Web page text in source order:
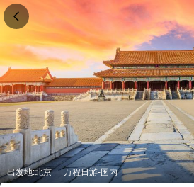
出发地:北京 万程日游-国内
